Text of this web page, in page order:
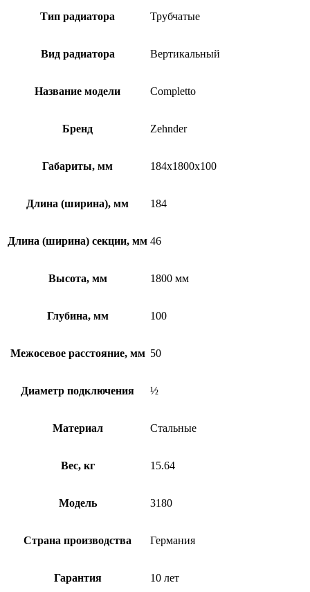
Тип радиатора Трубчатые
Вид радиатора Вертикальный
Название модели Completto
Бренд Zehnder
Габариты, мм 184x1800x100
Длина (ширина), мм 184
Длина (ширина) секции, мм 46
Высота, мм 1800 мм
Глубина, мм 100
Межосевое расстояние, мм 50
Диаметр подключения ½
Материал Стальные
Вес, кг 15.64
Модель 3180
Страна производства Германия
Гарантия 10 лет